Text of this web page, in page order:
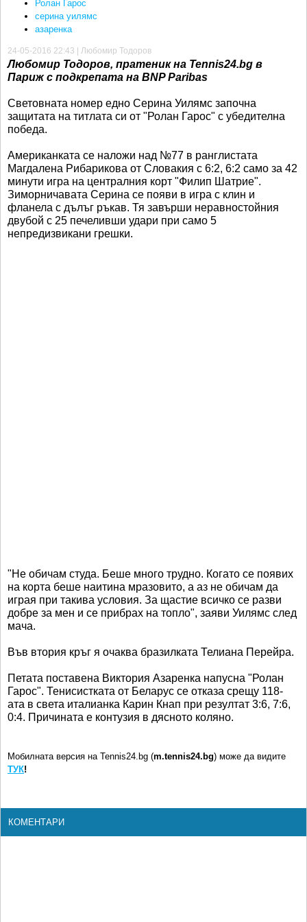
Ролан Гарос
серина уилямс
азаренка
24-05-2016 22:43 | Любомир Тодоров
Любомир Тодоров, пратеник на Tennis24.bg в
Париж с подкрепата на BNP Paribas
Световната номер едно Серина Уилямс започна
защитата на титлата си от "Ролан Гарос" с убедителна
победа.
Американката се наложи над №77 в ранглистата
Магдалена Рибарикова от Словакия с 6:2, 6:2 само за 42
минути игра на централния корт "Филип Шатрие".
Зиморничавата Серина се появи в игра с клин и
фланела с дълъг ръкав. Тя завърши неравностойния
двубой с 25 печеливши удари при само 5
непредизвикани грешки.
"Не обичам студа. Беше много трудно. Когато се появих
на корта беше наитина мразовито, а аз не обичам да
играя при такива условия. За щастие всичко се разви
добре за мен и се прибрах на топло", заяви Уилямс след
мача.
Във втория кръг я очаква бразилката Телиана Перейра.
Петата поставена Виктория Азаренка напусна "Ролан
Гарос". Тенисистката от Беларус се отказа срещу 118-
ата в света италианка Карин Кнап при резултат 3:6, 7:6,
0:4. Причината е контузия в дясното коляно.
Мобилната версия на Tennis24.bg (m.tennis24.bg) може да видите
ТУК!
КОМЕНТАРИ